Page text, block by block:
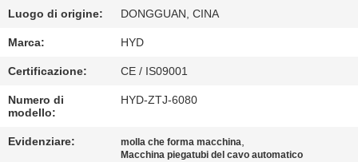
QUALITÀ
CONTATTICI
NOTIZIE
Luogo di origine: DONGGUAN, CINA
Marca: HYD
Certificazione: CE / IS09001
Numero di
modello:
HYD-ZTJ-6080
Evidenziare: molla che forma macchina,
Macchina piegatubi del cavo automatico